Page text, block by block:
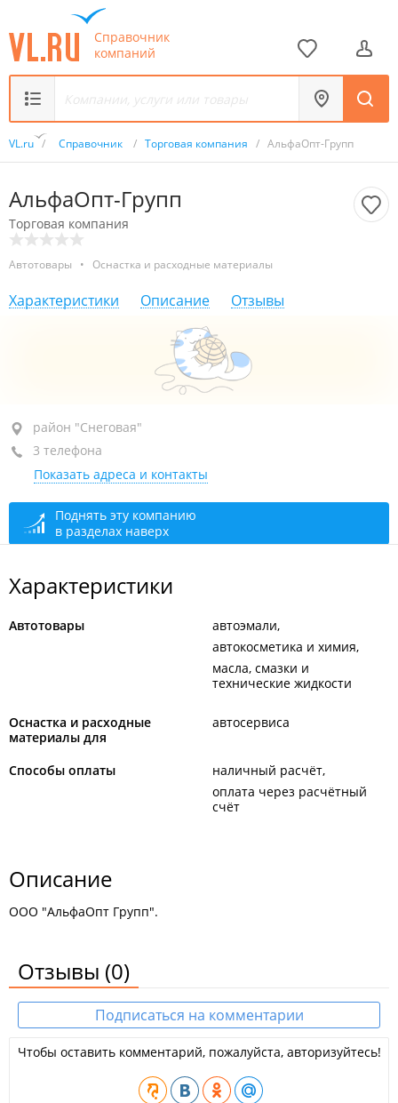
Справочник
компаний
VL.ru / Справочник / Торговая компания / АльфаОпт-Групп
АльфаОпт-Групп
Торговая компания
Автотовары • Оснастка и расходные материалы
Характеристики Описание Отзывы
район "Снеговая", ул. Снеговая, 109
+7 (423) 277-74-51
+7 914 799-66-41отдел продаж
+7 914 799-29-40 коммерческий отдел
сегодня закрыто
район "Снеговая"
3 телефона
Показать адреса и контакты
Поднять эту компанию
в разделах наверх
Характеристики
Автотовары
автоэмали
автокосметика и химия
масла, смазки и
технические жидкости
Оснастка и расходные
материалы для
автосервиса
Способы оплаты
наличный расчёт
оплата через расчётный
счёт
Описание
ООО "АльфаОпт Групп".
Отзывы (0)
Подписаться на комментарии
Чтобы оставить комментарий, пожалуйста, авторизуйтесь!